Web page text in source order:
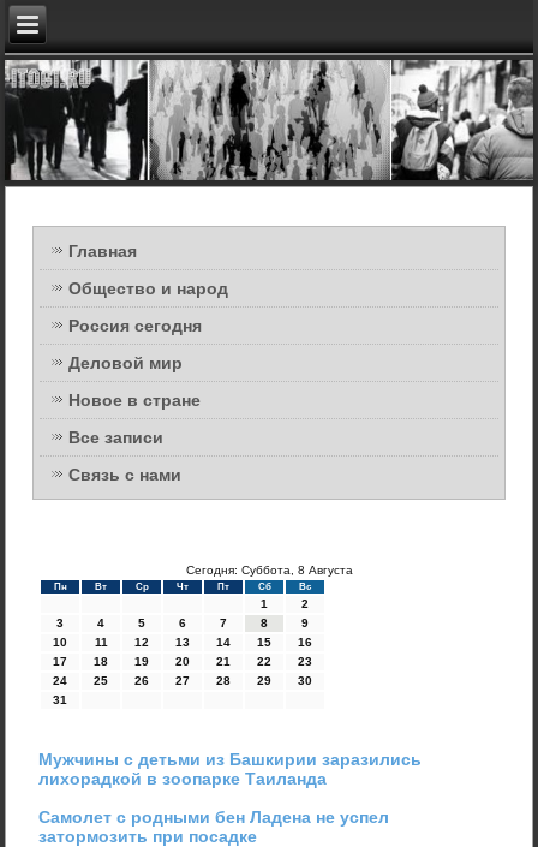
Главная
Общество и народ
Россия сегодня
Деловой мир
Новое в стране
Все записи
Связь с нами
Сегодня: Суббота, 8 Августа
Пн Вт Ср Чт Пт Сб Вс
1
2
3
4 5 6 7 8
9
10
11 12 13 14 15
16
17
18 19 20 21 22
23
24
25 26 27 28 29
30
31
Мужчины с детьми из Башкирии заразились
лихорадкой в зоопарке Таиланда
Самолет с родными бен Ладена не успел
затормозить при посадке